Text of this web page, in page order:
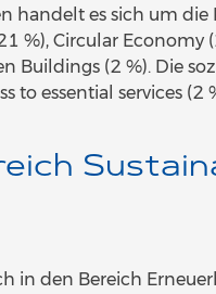
handelt es sich um
%), Circular Economy
Buildings (2 %). Die
to essential services (2
in den Bereich